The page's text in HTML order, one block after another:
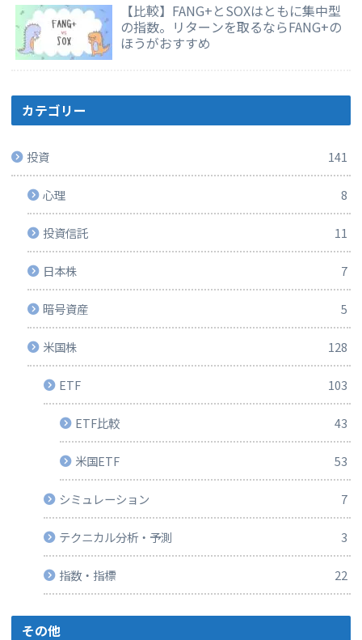
【比較】FANG+とSOXはともに集中型
の指数。リターンを取るならFANG+の
ほうがおすすめ
カテゴリー
投資 141
心理 8
投資信託 11
日本株 7
暗号資産 5
米国株 128
ETF 103
ETF比較 43
米国ETF 53
シミュレーション 7
テクニカル分析・予測 3
指数・指標 22
その他